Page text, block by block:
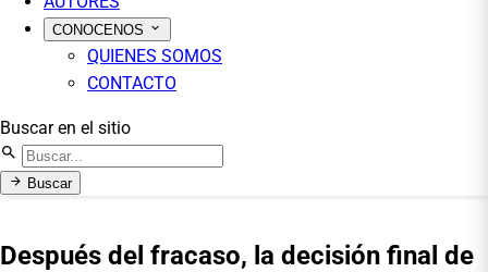
CONOCENOS
QUIENES SOMOS
CONTACTO
Buscar en el sitio
Buscar
Después del fracaso, la decisión final de